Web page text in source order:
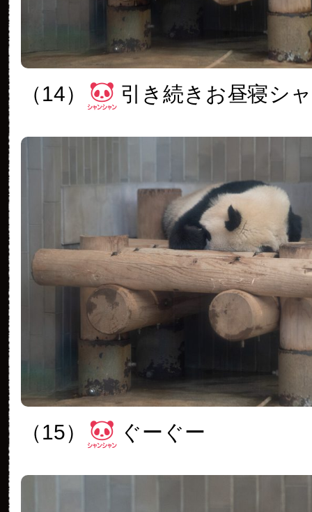
（14） 引き続きお昼寝シ
（15） ぐーぐー